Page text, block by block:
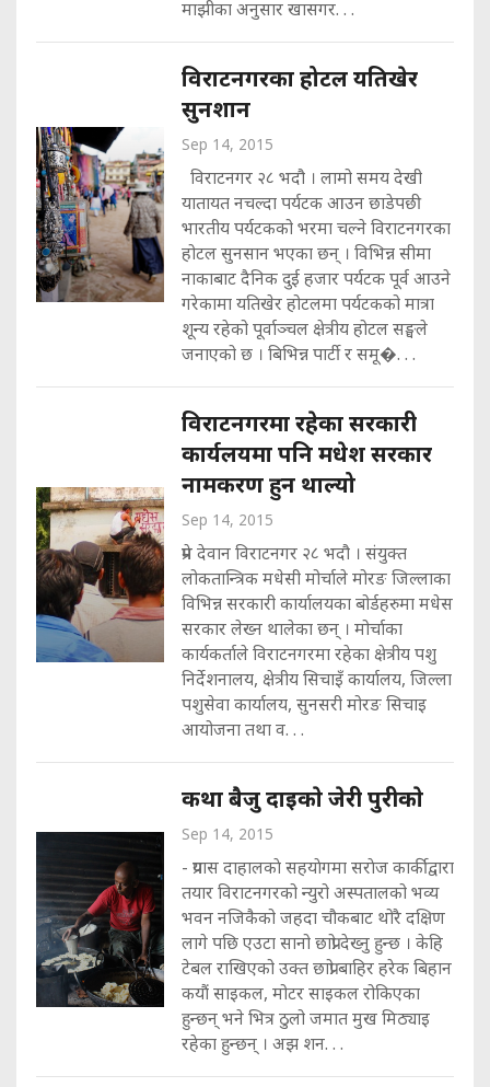
माझीका अनुसार खासगर. . .
विराटनगरका होटल यतिखेर
सुनशान
Sep 14, 2015
विराटनगर २८ भदौ । लामो समय देखी
यातायत नचल्दा पर्यटक आउन छाडेपछी
भारतीय पर्यटकको भरमा चल्ने विराटनगरका
होटल सुनसान भएका छन् । विभिन्न सीमा
नाकाबाट दैनिक दुई हजार पर्यटक पूर्व आउने
गरेकामा यतिखेर होटलमा पर्यटकको मात्रा
शून्य रहेको पूर्वाञ्चल क्षेत्रीय होटल सङ्घले
जनाएको छ । बिभिन्न पार्टी र समू�. . .
विराटनगरमा रहेका सरकारी
कार्यलयमा पनि मधेश सरकार
नामकरण हुन थाल्यो
Sep 14, 2015
प्रेम देवान विराटनगर २८ भदौ । संयुक्त
लोकतान्त्रिक मधेसी मोर्चाले मोरङ जिल्लाका
विभिन्न सरकारी कार्यालयका बोर्डहरुमा मधेस
सरकार लेख्न थालेका छन् । मोर्चाका
कार्यकर्ताले विराटनगरमा रहेका क्षेत्रीय पशु
निर्देशनालय, क्षेत्रीय सिचाइँ कार्यालय, जिल्ला
पशुसेवा कार्यालय, सुनसरी मोरङ सिचाइ
आयोजना तथा व. . .
कथा बैजु दाइकाे जेरी पुरीकाे
Sep 14, 2015
- प्रयास दाहालकाे सहयाेगमा सराेज कार्कीद्वारा
तयार विराटनगरको न्युरो अस्पतालको भव्य
भवन नजिकैको जहदा चौकबाट थोरै दक्षिण
लागे पछि एउटा सानो छाप्रो देख्नु हुन्छ । केहि
टेबल राखिएको उक्त छाप्रो बाहिर हरेक बिहान
कयौं साइकल, मोटर साइकल रोकिएका
हुन्छन् भने भित्र ठुलो जमात मुख मिठ्याइ
रहेका हुन्छन् । अझ शन. . .